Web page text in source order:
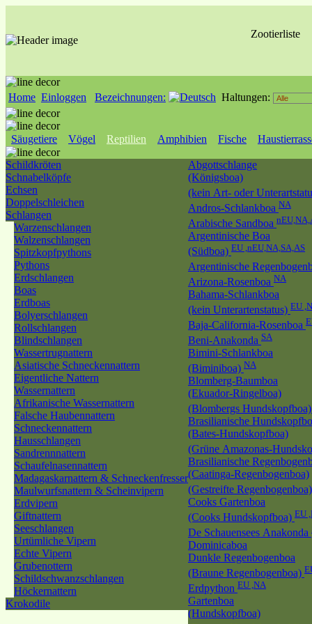
Zootierliste
Home Einloggen Bezeichnungen: Haltungen:
Säugetiere Vögel Reptilien Amphibien Fische
Schildkröten
Schnabelköpfe
Echsen
Doppelschleichen
Schlangen
Warzenschlangen
Walzenschlangen
Spitzkopfpythons
Pythons
Erdschlangen
Boas
Erdboas
Bolyerschlangen
Rollschlangen
Blindschlangen
Wassertrugnattern
Asiatische Schneckennattern
Eigentliche Nattern
Wassernattern
Afrikanische Wassernattern
Falsche Haubennattern
Schneckennattern
Hausschlangen
Sandrennnattern
Schaufelnasennattern
Madagaskarnattern & Schneckenfresser
Maulwurfsnattern & Scheinvipern
Erdvipern
Giftnattern
Seeschlangen
Urtümliche Vipern
Echte Vipern
Grubenottern
Schildschwanzschlangen
Höckernattern
Krokodile
Abgottschlange
(Königsboa)
(kein Art- oder
Andros-Schlankboa NA
Arabische Sandboa
Argentinische Boa
(Südboa) EU ,nEU,NA,SA,AS
Argentinische
Arizona-Rosenboa NA
Bahama-Schlankboa
(kein Unterartenstatus) EU
Baja-California-Rosenboa
Beni-Anakonda SA
Bimini-Schlankboa
(Biminiboa) NA
Blomberg-Baumboa
(Ekuador-Ringelboa)
(Blombergs
Brasilianische
(Bates-Hundskopfboa)
(Grüne Amazonas-
Brasilianische
(Caatinga-Regenbogenboa)
(Gestreifte
Cooks Gartenboa
(Cooks Hundskopfboa) EU
De Schauensees Anakonda
Dominicaboa
Dunkle Regenbogenboa
(Braune Regenbogenboa)
Erdpython EU ,NA
Gartenboa
(Hundskopfboa)